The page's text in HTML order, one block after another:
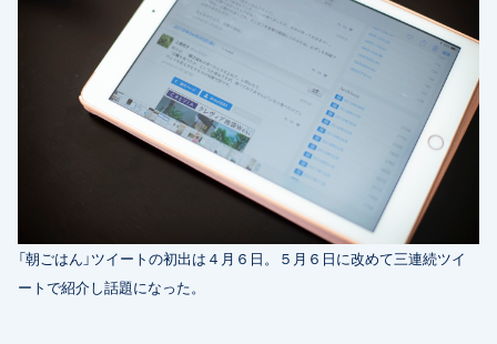
「朝ごはん」ツイートの初出は４月６日。５月６日に改めて三連続ツイ
ートで紹介し話題になった。